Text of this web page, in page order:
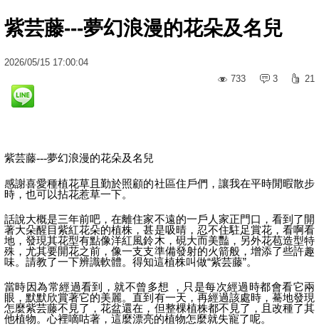
紫芸藤---夢幻浪漫的花朵及名兒
2026/05/15 17:00:04
733
3 21
紫芸藤---夢幻浪漫的花朵及名兒
感謝喜愛種植花草且勤於照顧的社區住戶們，讓我在平時閒暇散步
時，也可以拈花惹草一下。
話說大概是三年前吧，在離住家不遠的一戶人家正門口，看到了開
著大朵醒目紫紅花朵的植株，甚是吸晴，忍不住駐足賞花，看啊看
地，發現其花型有點像洋紅風鈴木，硯大而美豔，另外花苞造型特
殊，尤其要開花之前，像一支支準備發射的火箭般，增添了些許趣
味。請教了一下辨識軟體。得知這植株叫做“紫芸藤”。
當時因為常經過看到，就不曾多想 ，只是每次經過時都會看它兩
眼，默默欣賞著它的美麗。直到有一天，再經過該處時，驀地發現
怎麼紫芸藤不見了，花盆還在，但整棵植株都不見了，且改種了其
他植物。心裡嘀咕著，這麼漂亮的植物怎麼就失寵了呢。